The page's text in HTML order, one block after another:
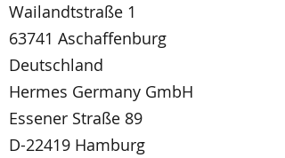
Wailandtstraße 1
63741 Aschaffenburg
Deutschland
Hermes Germany GmbH
Essener Straße 89
D-22419 Hamburg